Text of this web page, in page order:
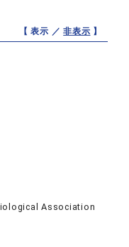
【 表示 ／非表示 】
Association